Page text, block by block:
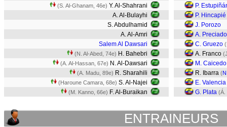
(S. Al-Ghanam, 46e) Y. Al-Shahrani
A. Al-Bulayhi
S. Abdulhamid
A. Al-Amri
Salem Al Dawsari
(N. Al-Abed, 74e) H. Bahebri
(A. Al-Hassan, 67e) N. Al-Dawsari
(A. Madu, 89e) R. Sharahili
(Haroune Camara, 68e) S. Al-Najei
(M. Kanno, 66e) F. Al-Buraikan
P.
P. Hincapié
J. Porozo
A. Preciado
C. Gruezo
A. Franco
M. Caicedo
R. Ibarra (
E. Valencia
G. Plata (Á.
ENTRAINEURS